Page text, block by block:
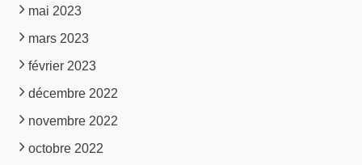
mai 2023
mars 2023
février 2023
décembre 2022
novembre 2022
octobre 2022